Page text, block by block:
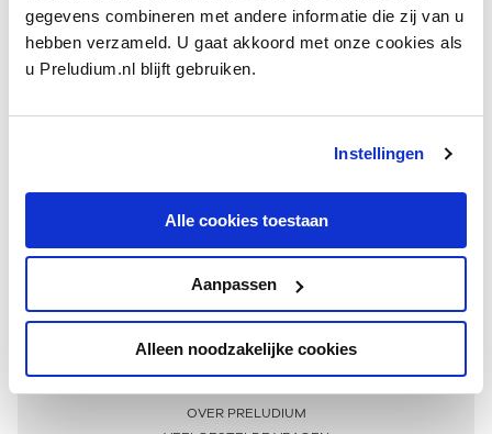
gegevens combineren met andere informatie die zij van u
hebben verzameld. U gaat akkoord met onze cookies als
u Preludium.nl blijft gebruiken.
Instellingen
Alle cookies toestaan
Aanpassen
Alleen noodzakelijke cookies
Meer informatie
OVER PRELUDIUM